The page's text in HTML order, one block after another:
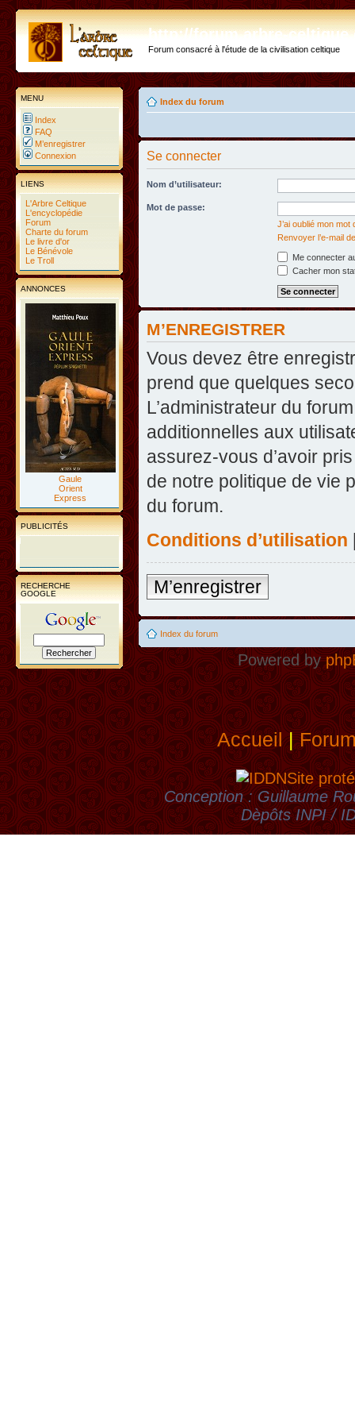
http://forum.arbre-
Forum consacré à l'étude de la civilisation celtique
MENU
Index
FAQ
M’enregistrer
Connexion
LIENS
L'Arbre Celtique
L'encyclopédie
Forum
Charte du forum
Le livre d'or
Le Bénévole
Le Troll
ANNONCES
Gaule
Orient
Express
PUBLICITÉS
RECHERCHE
GOOGLE
Index du forum
Se connecter
Nom d’utilisateur:
Mot de passe:
J’ai oublié mon mot
Renvoyer l’e-mail
Me connecter
Cacher mon
M’ENREGISTRER
Vous devez être
prend que quelques
L’administrateur du
additionnelles aux
assurez-vous d’avoir
de notre politique de vie
du forum.
Conditions d’utilisation
M’enregistrer
Index du forum
Powered by
Accueil|
Site
Conception : Guillaume
Dèpôts INPI /